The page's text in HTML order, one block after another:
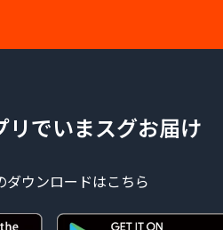
リでいまスグお届け
ダウンロードはこちら